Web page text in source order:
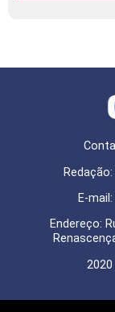
E-
Endereço: